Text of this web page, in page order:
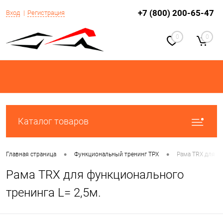
Вход Регистрация +7 (800) 200-65-47
0 0
Каталог товаров
Главная страница • Функциональный тренинг ТРХ • Рама TRX для
Рама TRX для функционального
тренинга L= 2,5м.